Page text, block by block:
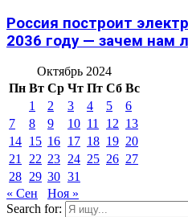
Россия построит
2036 году — зачем нам
Октябрь 2024
Пн Вт Ср Чт Пт Сб Вс
1
2 3 4 5
6
7
8 9 10 11 12 13
14 15 16 17 18 19 20
21
22 23 24 25 26 27
28 29 30 31
« Сен
Ноя »
Search for: